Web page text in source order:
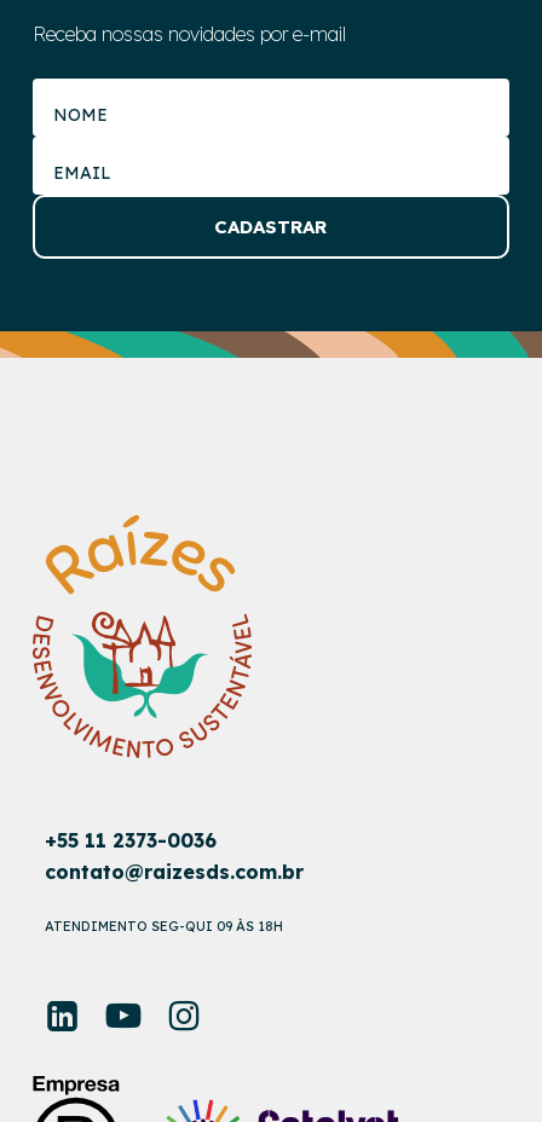
Receba nossas novidades por e-mail
+55 11 2373-0036
contato@raizesds.com.br
ATENDIMENTO SEG-QUI 09 ÀS 18H